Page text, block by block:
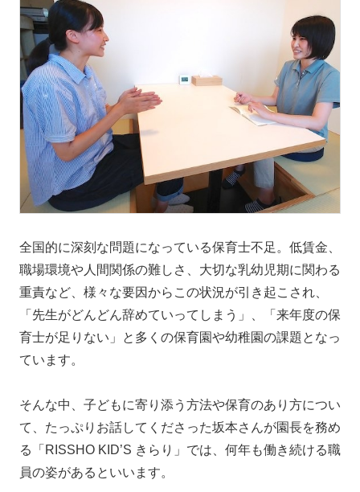
全国的に深刻な問題になっている保育士不足。低賃金、
職場環境や人間関係の難しさ、大切な乳幼児期に関わる
重責など、様々な要因からこの状況が引き起こされ、
「先生がどんどん辞めていってしまう」、「来年度の保
育士が足りない」と多くの保育園や幼稚園の課題となっ
ています。
そんな中、子どもに寄り添う方法や保育のあり方につい
て、たっぷりお話してくださった坂本さんが園長を務め
る「RISSHO KID’S きらり」では、何年も働き続ける職
員の姿があるといいます。